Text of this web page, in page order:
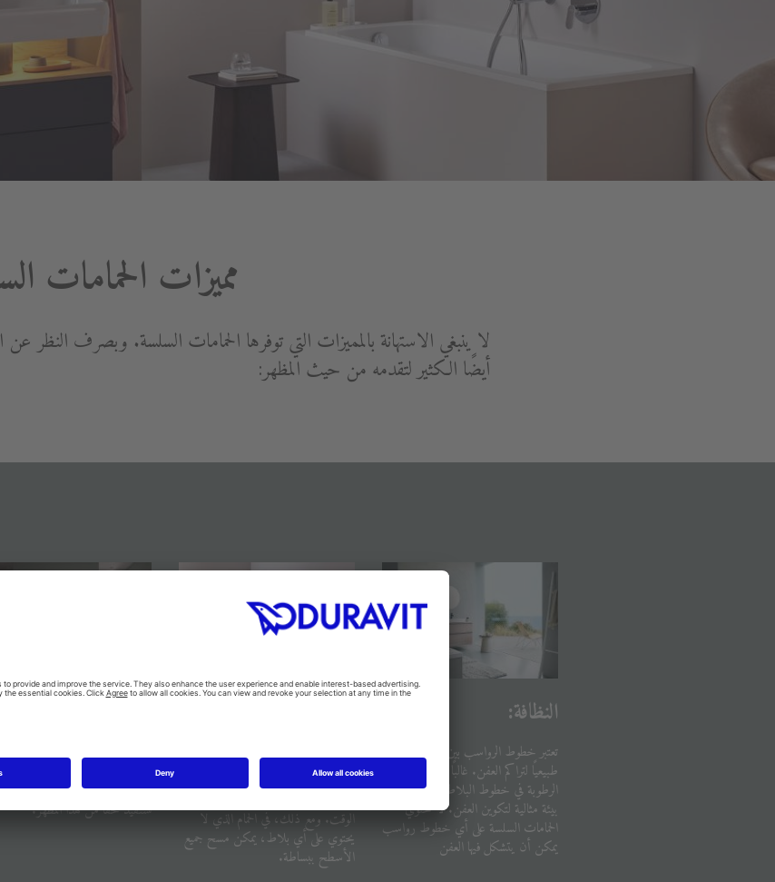
مميزات الحمامات
لا ينبغي الاستهانة بالمميزات التي توفرها الحمامات السلسة. وبصرف النظر عن
أيضًا الكثير لتقدمه من حيث المظهر:
النظافة:
تعتبر خطوط الرواسب بين البلاط مكانًا
طبيعيًا لتراكم العفن. غالبًا ما تتجمع أو
الرطوبة في خطوط البلاط، مما يجعلها
بيئة مثالية لتكوين العفن. لا تحتوي
الحمامات السلسة على أي خطوط رواسب
يمكن أن يتشكل فيها العفن
حتى لو لم يترسخ الرواسب، غالبًا ما يكون
من الصعب الحفاظ على خطوط الجبس
الوقت. ومع ذلك، في الحمام الذي لا
يحتوي على أي بلاط، يمكن مسح جميع
الأسطح ببساطة.
ستبدو الغرف ذات الأسطح
التي لا تتخللها خطوط الاسمنت
تلقائيًا. يمكن للحمامات الصغيرة أن
تستفيد حقًا من هذا المظهر.